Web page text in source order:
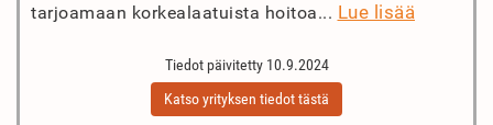
tarjoamaan korkealaatuista hoitoa... Lue lisää
Tiedot päivitetty 10.9.2024
Katso yrityksen tiedot tästä